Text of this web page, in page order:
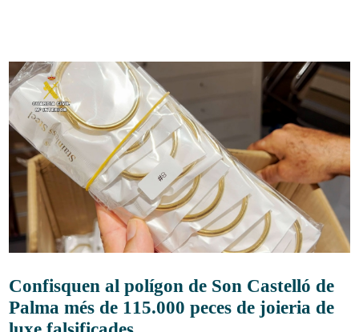
Confisquen al polígon de Son Castelló de
Palma més de 115.000 peces de joieria de